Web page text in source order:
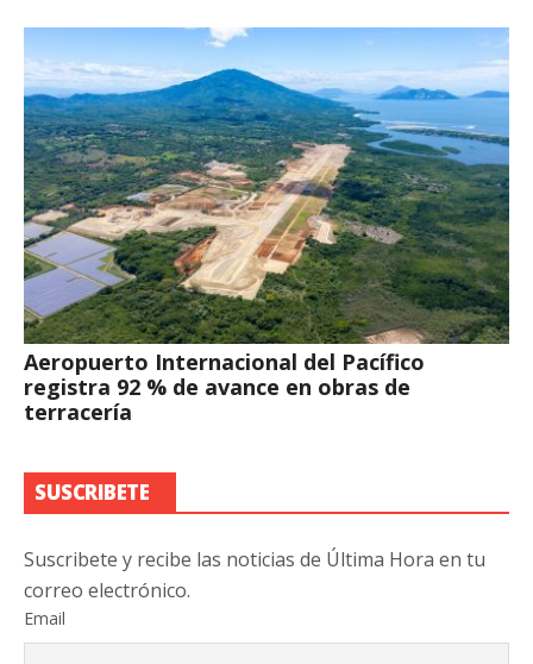
Aeropuerto Internacional del Pacífico
registra 92 % de avance en obras de
terracería
SUSCRIBETE
Suscribete y recibe las noticias de Última Hora en tu
correo electrónico.
Email